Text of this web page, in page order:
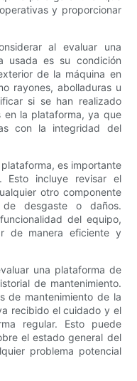
y proporcionar
al evaluar una
usada es su condición
de la máquina en
rayones, abolladuras u
si se han realizado
en la plataforma, ya que
con la integridad del
es importante
Esto incluye revisar el
otro componente
desgaste o daños.
del equipo,
de manera eficiente y
una plataforma de
de mantenimiento.
de mantenimiento de la
recibido el cuidado y el
regular. Esto puede
el estado general del
problema potencial